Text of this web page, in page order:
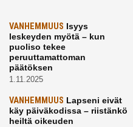
VANHEMMUUS Isyys
leskeyden myötä – kun
puoliso tekee
peruuttamattoman
päätöksen
1.11.2025
VANHEMMUUS Lapseni eivät
käy päiväkodissa – riistänkö
heiltä oikeuden